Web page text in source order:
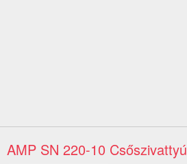
AMP SN 220-10 Csőszivattyú